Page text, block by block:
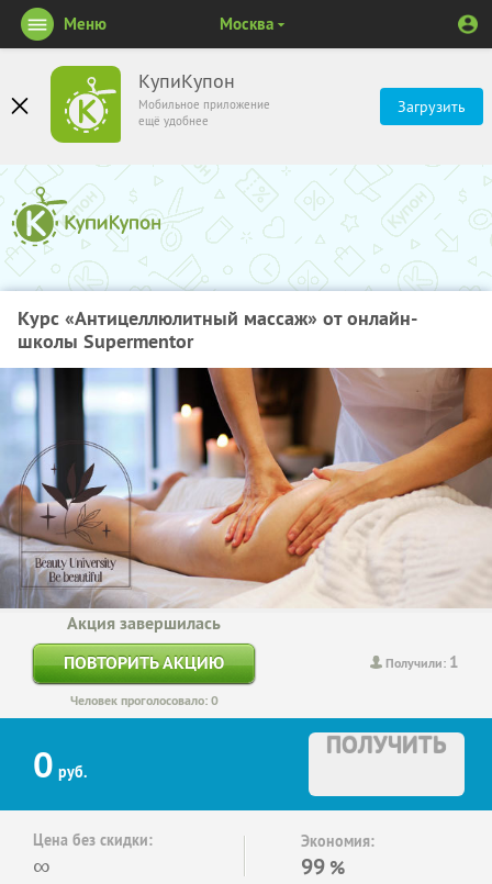
КупиКупон
Мобильное приложение
ещё удобнее
Загрузить
Меню Москва
Курс «Антицеллюлитный массаж» от онлайн-
школы Supermentor
Получили: 1
Акция завершилась
ПОВТОРИТЬ АКЦИЮ
Человек проголосовало: 0
0 руб.
ПОЛУЧИТЬ
Цена без скидки:
∞
Экономия:
99 %